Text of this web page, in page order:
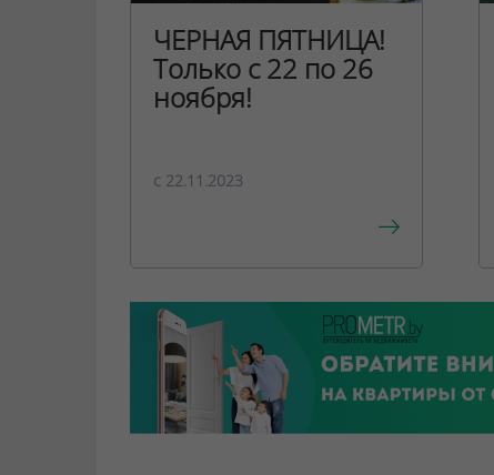
ЧЕРНАЯ ПЯТНИЦА!
Только с 22 по 26
ноября!
c 22.11.2023